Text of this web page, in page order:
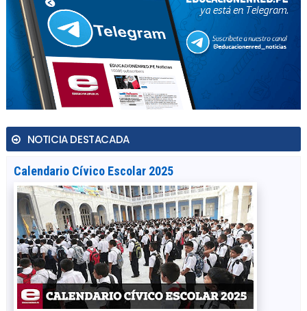
NOTICIA DESTACADA
Calendario Cívico Escolar 2025